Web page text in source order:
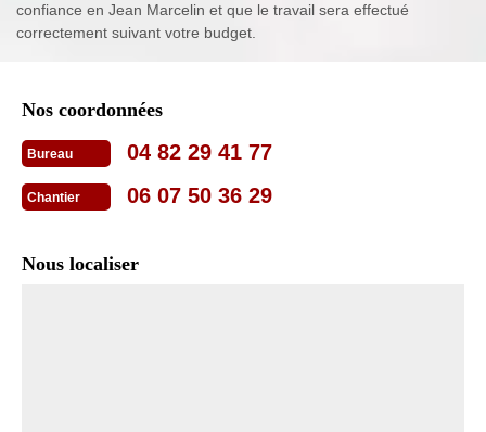
confiance en Jean Marcelin et que le travail sera effectué
correctement suivant votre budget.
Nos coordonnées
Bureau 04 82 29 41 77
Chantier 06 07 50 36 29
Nous localiser